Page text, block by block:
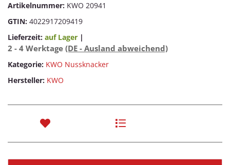
Artikelnummer: KWO 20941
GTIN: 4022917209419
Lieferzeit: auf Lager |
2 - 4 Werktage (DE - Ausland abweichend)
Kategorie: KWO Nussknacker
Hersteller: KWO